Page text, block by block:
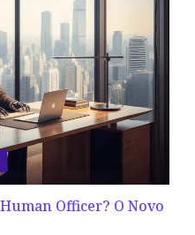
Officer? O Novo